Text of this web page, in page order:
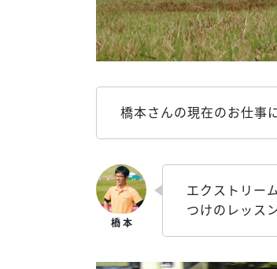
橋本さんの現在のお仕事
エクストリー
つけのレッス